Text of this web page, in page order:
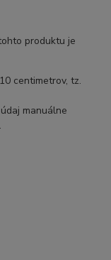
produktu je
centimetrov, tz.
manuálne